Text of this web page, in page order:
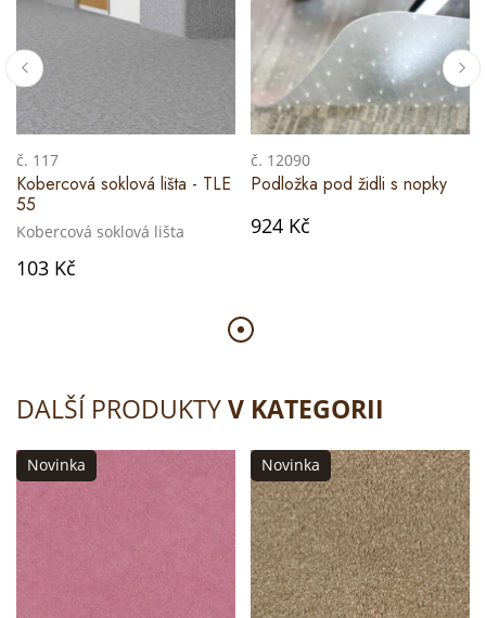
č. 117
Kobercová soklová lišta - TLE
55
Kobercová soklová lišta
103 Kč
č. 12090
Podložka pod židli s nopky
924 Kč
DALŠÍ PRODUKTYV KATEGORII
Novinka Novinka